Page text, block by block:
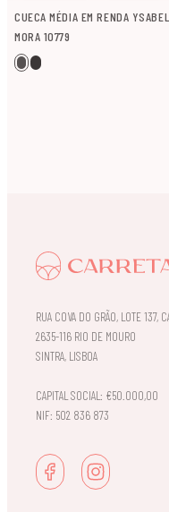
CUECA MÉDIA EM RENDA YSABEL
MORA 10779
RUA COVA DO GRÃO, LOTE 137,
2635-116 RIO DE MOURO
SINTRA, LISBOA
CAPITAL SOCIAL: €50.000,00
NIF: 502 836 873